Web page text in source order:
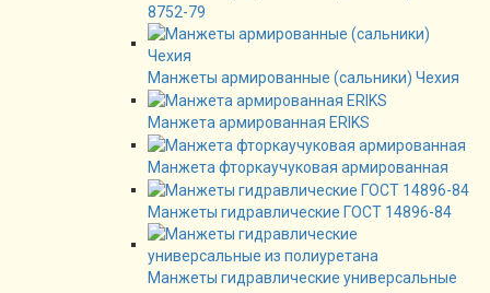
8752-79
Манжеты армированные (сальники) Чехия
Манжета армированная ERIKS
Манжета фторкаучуковая армированная
Манжеты гидравлические ГОСТ 14896-84
Манжеты гидравлические универсальные